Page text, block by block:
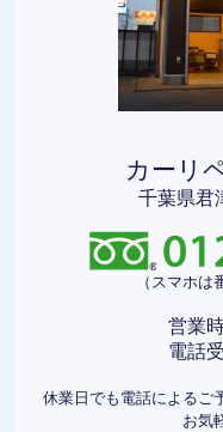
カーリ
千葉県君
（スマホは
営業
電話
休業日でも電話によるご
お気